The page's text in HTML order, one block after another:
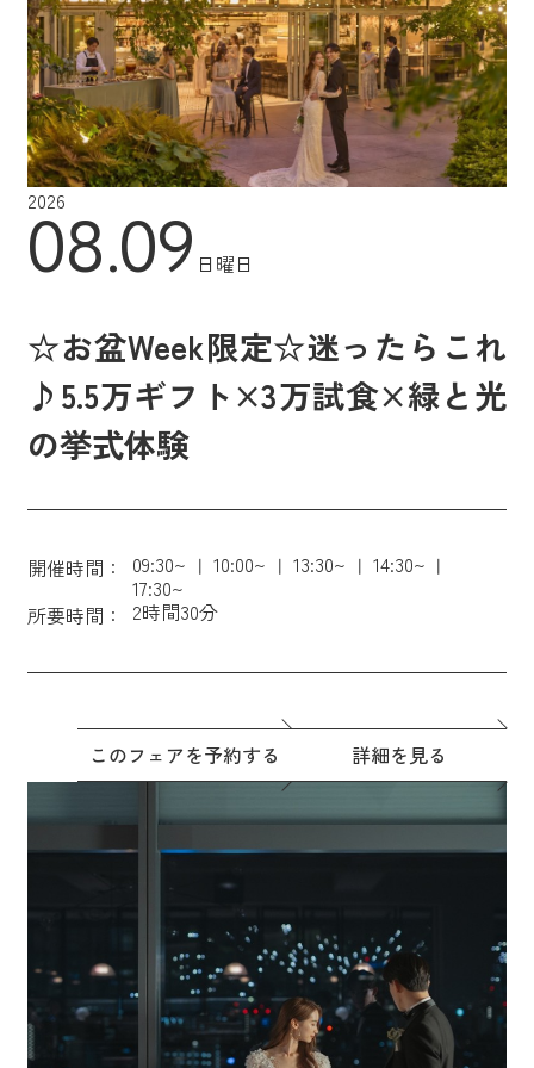
2026
08.09 日曜日
☆お盆Week限定☆迷ったらこれ
♪5.5万ギフト×3万試食×緑と光
の挙式体験
開催時間： 09:30~ 10:00~ 13:30~
14:30~
17:30~
所要時間：
2時間30分
このフェアを予約する 詳細を見る